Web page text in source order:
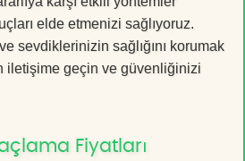
elde etmenizi sağlıyoruz.
sevdiklerinizin sağlığını korumak
iletişime geçin ve güvenliğinizi
Fiyatları